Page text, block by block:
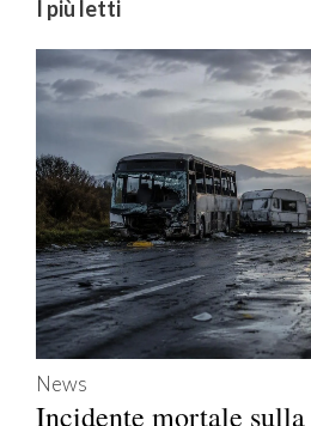
I più letti
News
Incidente mortale sulla